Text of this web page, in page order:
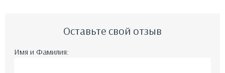
Оставьте свой отзыв
Имя и Фамилия: